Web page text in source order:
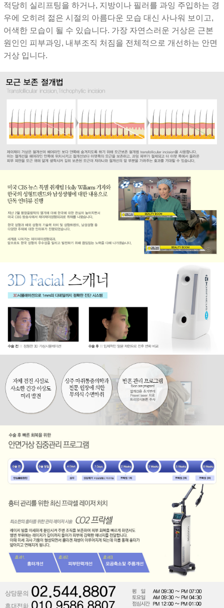
적당히 실리프팅을 하거나, 지방이나 필러를 과잉 주입하는 경
우에 오히려 젊은 시절의 아름다운 모습 대신 사나워 보이고,
어색한 모습이 될 수 있습니다. 가장 자연스러운 거상은 근본
원인인 피부과잉, 내부조직 처짐을 전체적으로 개선하는 안면
거상 입니다.